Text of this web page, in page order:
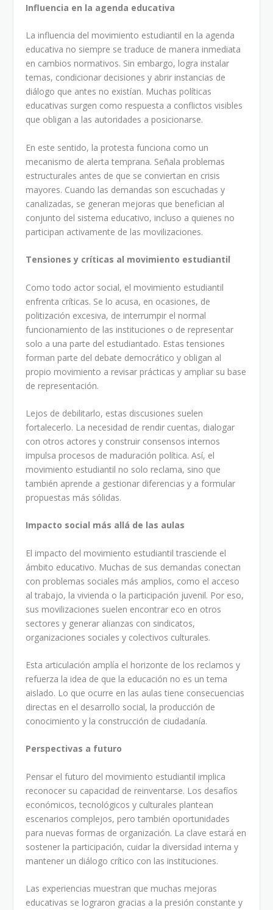
Influencia en la agenda educativa
La influencia del movimiento estudiantil en la agenda
educativa no siempre se traduce de manera inmediata
en cambios normativos. Sin embargo, logra instalar
temas, condicionar decisiones y abrir instancias de
diálogo que antes no existían. Muchas políticas
educativas surgen como respuesta a conflictos visibles
que obligan a las autoridades a posicionarse.
En este sentido, la protesta funciona como un
mecanismo de alerta temprana. Señala problemas
estructurales antes de que se conviertan en crisis
mayores. Cuando las demandas son escuchadas y
canalizadas, se generan mejoras que benefician al
conjunto del sistema educativo, incluso a quienes no
participan activamente de las movilizaciones.
Tensiones y críticas al movimiento estudiantil
Como todo actor social, el movimiento estudiantil
enfrenta críticas. Se lo acusa, en ocasiones, de
politización excesiva, de interrumpir el normal
funcionamiento de las instituciones o de representar
solo a una parte del estudiantado. Estas tensiones
forman parte del debate democrático y obligan al
propio movimiento a revisar prácticas y ampliar su base
de representación.
Lejos de debilitarlo, estas discusiones suelen
fortalecerlo. La necesidad de rendir cuentas, dialogar
con otros actores y construir consensos internos
impulsa procesos de maduración política. Así, el
movimiento estudiantil no solo reclama, sino que
también aprende a gestionar diferencias y a formular
propuestas más sólidas.
Impacto social más allá de las aulas
El impacto del movimiento estudiantil trasciende el
ámbito educativo. Muchas de sus demandas conectan
con problemas sociales más amplios, como el acceso
al trabajo, la vivienda o la participación juvenil. Por eso,
sus movilizaciones suelen encontrar eco en otros
sectores y generar alianzas con sindicatos,
organizaciones sociales y colectivos culturales.
Esta articulación amplía el horizonte de los reclamos y
refuerza la idea de que la educación no es un tema
aislado. Lo que ocurre en las aulas tiene consecuencias
directas en el desarrollo social, la producción de
conocimiento y la construcción de ciudadanía.
Perspectivas a futuro
Pensar el futuro del movimiento estudiantil implica
reconocer su capacidad de reinventarse. Los desafíos
económicos, tecnológicos y culturales plantean
escenarios complejos, pero también oportunidades
para nuevas formas de organización. La clave estará en
sostener la participación, cuidar la diversidad interna y
mantener un diálogo crítico con las instituciones.
Las experiencias muestran que muchas mejoras
educativas se lograron gracias a la presión constante y